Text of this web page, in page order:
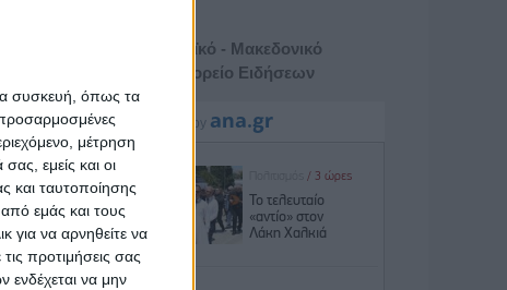
συσκευή, όπως τα
μέτρηση
εμείς και οι
και ταυτοποίησης
εμάς και τους
για να αρνηθείτε να
προτιμήσεις σας
να μην
και το
τώρα
στο
οι
θα
και
Αθηναϊκό - Μακεδονικό
Πρακτορείο Ειδήσεων